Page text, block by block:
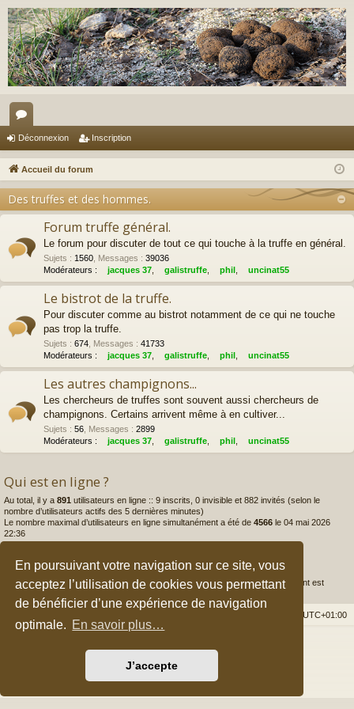
En poursuivant votre navigation sur ce site, vous
acceptez l’utilisation de cookies vous permettant
de bénéficier d’une expérience de navigation
optimale. En savoir plus…
J’accepte
or
u
s
Déconnexion Inscription
Accueil du forum
Des truffes et des hommes.
Forum truffe général.
Le forum pour discuter de tout ce qui touche à la truffe en général.
Sujets : 1560, Messages : 39036
Modérateurs :
jacques 37, galistruffe, phil , uncinat55
Le bistrot de la truffe.
Pour discuter comme au bistrot notamment de ce qui ne touche
pas trop la truffe.
Sujets : 674, Messages : 41733
Modérateurs :
jacques 37, galistruffe, phil , uncinat55
Les autres champignons...
Les chercheurs de truffes sont souvent aussi chercheurs de
champignons. Certains arrivent même à en cultiver...
Sujets : 56, Messages : 2899
Modérateurs :
jacques 37, galistruffe, phil , uncinat55
Qui est en ligne ?
Au total, il y a 891 utilisateurs en ligne :: 9 inscrits, 0 invisible et 882 invités (selon le
nombre d’utilisateurs actifs des 5 dernières minutes)
Le nombre maximal d’utilisateurs en ligne simultanément a été de 4566 le 04 mai 2026
22:36
Statistiques
175982messages •3933sujets •4277membres • Notre membre le plus récent est
UTC+01:00
halilesen
Traduction française officielle
Confidentialité|Conditions